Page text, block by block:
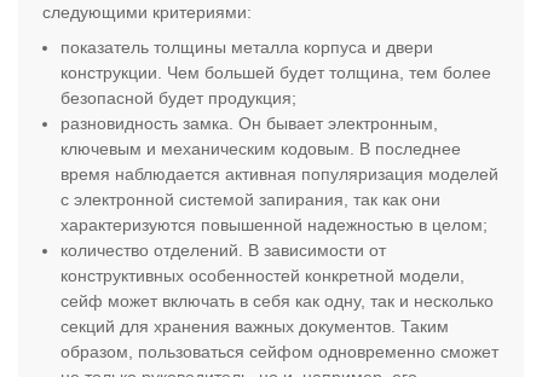
следующими критериями:
показатель толщины металла корпуса и двери
конструкции. Чем большей будет толщина, тем более
безопасной будет продукция;
разновидность замка. Он бывает электронным,
ключевым и механическим кодовым. В последнее
время наблюдается активная популяризация моделей
с электронной системой запирания, так как они
характеризуются повышенной надежностью в целом;
количество отделений. В зависимости от
конструктивных особенностей конкретной модели,
сейф может включать в себя как одну, так и несколько
секций для хранения важных документов. Таким
образом, пользоваться сейфом одновременно сможет